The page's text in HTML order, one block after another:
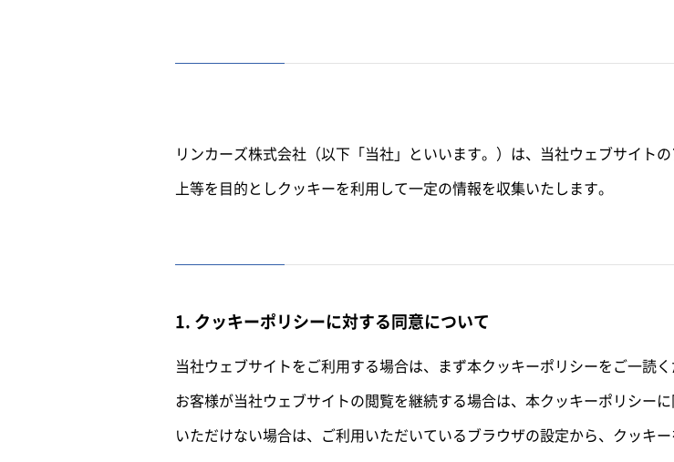
リンカーズ株式会社（以下「当社」といいます。）は、当社ウェブサイト
上等を目的としクッキーを利用して一定の情報を収集いたします。
1. クッキーポリシーに対する同意について
当社ウェブサイトをご利用する場合は、まず本クッキーポリシーをご一読く
お客様が当社ウェブサイトの閲覧を継続する場合は、本クッキーポリシー
いただけない場合は、ご利用いただいているブラウザの設定から、クッキ